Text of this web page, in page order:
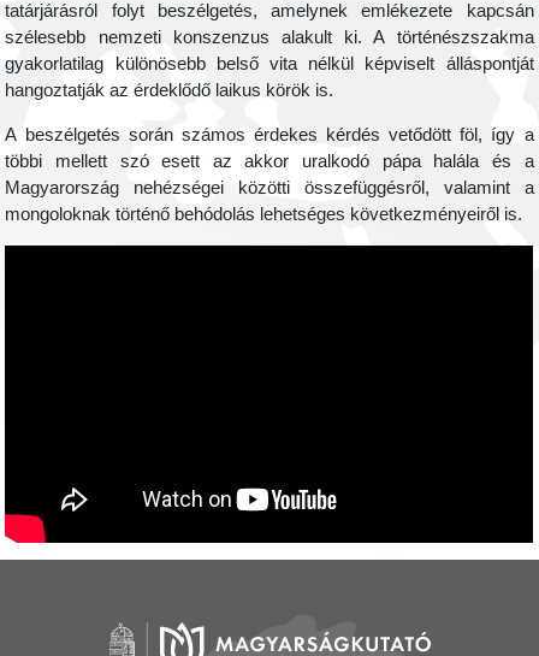
tatárjárásról folyt beszélgetés, amelynek emlékezete kapcsán
szélesebb nemzeti konszenzus alakult ki. A történészszakma
gyakorlatilag különösebb belső vita nélkül képviselt álláspontját
hangoztatják az érdeklődő laikus körök is.
A beszélgetés során számos érdekes kérdés vetődött föl, így a
többi mellett szó esett az akkor uralkodó pápa halála és a
Magyarország nehézségei közötti összefüggésről, valamint a
mongoloknak történő behódolás lehetséges következményeiről is.